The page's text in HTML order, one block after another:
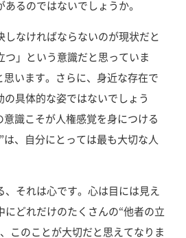
るのではないでしょうか。
なければならないのが現状だと
」という意識だと思っていま
います。さらに、身近な存在で
具体的な姿ではないでしょう
識こそが人権感覚を身につける
、自分にとっては最も大切な人
それは心です。心は目には見え
どれだけのたくさんの“他者の立
このことが大切だと思えてなりま